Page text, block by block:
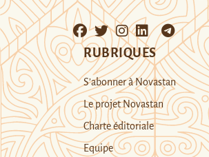
RUBRIQUES
S’abonner à Novastan
Le projet Novastan
Charte éditoriale
Equipe